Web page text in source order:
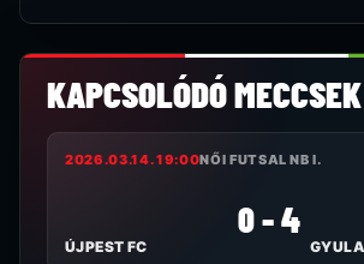
KAPCSOLÓDÓ MECCSEK
2026.03.14. 19:00NŐI FUTSAL NB I.
ÚJPEST FC
0 - 4